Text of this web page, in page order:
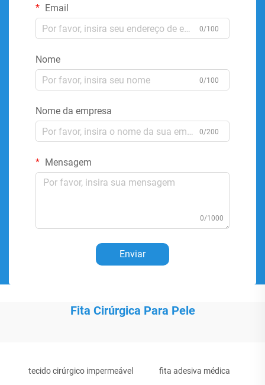
Email
0/100
Nome
0/100
Nome da empresa
0/200
Mensagem
0/1000
Enviar
Fita Cirúrgica Para Pele
tecido cirúrgico impermeável fita adesiva médica